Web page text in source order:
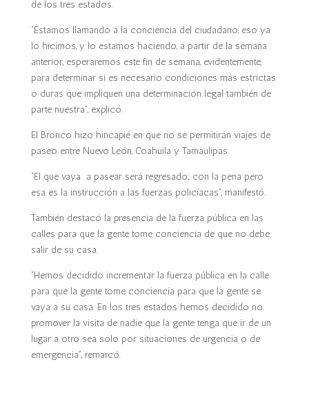
de los tres estados.
“Estamos llamando a la conciencia del ciudadano, eso ya
lo hicimos, y lo estamos haciendo, a partir de la semana
anterior, esperaremos este fin de semana, evidentemente,
para determinar si es necesario condiciones más estrictas
o duras que impliquen una determinación legal también de
parte nuestra”, explicó.
El Bronco hizo hincapié en que no se permitirán viajes de
paseo entre Nuevo León, Coahuila y Tamaulipas.
“El que vaya a pasear será regresado; con la pena pero
esa es la instrucción a las fuerzas policíacas”, manifestó.
También destacó la presencia de la fuerza pública en las
calles para que la gente tome conciencia de que no debe
salir de su casa.
“Hemos decidido incrementar la fuerza pública en la calle
para que la gente tome conciencia para que la gente se
vaya a su casa. En los tres estados hemos decidido no
promover la visita de nadie que la gente tenga que ir de un
lugar a otro sea solo por situaciones de urgencia o de
emergencia”, remarcó.